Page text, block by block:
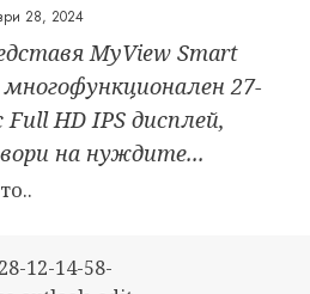
28, 2024
MyView Smart
27-
HD IPS дисплей,
на нуждите...
Read
LG